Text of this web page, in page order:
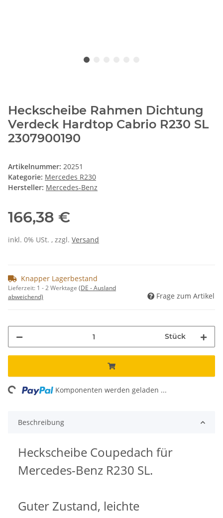
Heckscheibe Rahmen Dichtung
Verdeck Hardtop Cabrio R230 SL
2307900190
Artikelnummer: 20251
Kategorie: Mercedes R230
Hersteller: Mercedes-Benz
166,38 €
inkl. 0% USt. , zzgl. Versand
Knapper Lagerbestand
Lieferzeit: 1 - 2 Werktage (DE - Ausland
abweichend)
Frage zum Artikel
Stück
Komponenten werden geladen ...
Beschreibung
Heckscheibe Coupedach für
Mercedes-Benz R230 SL.
Guter Zustand, leichte